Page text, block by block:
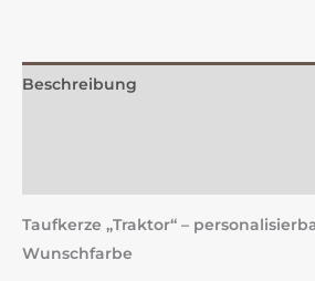
Beschreibung
Taufkerze „Traktor“ –
Wunschfarbe